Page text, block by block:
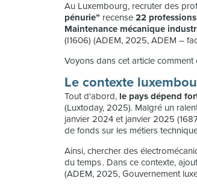
Au Luxembourg, recruter des
pénurie” recense22
Maintenance mécanique
(I1606) (ADEM, 2025, ADEM –
Voyons dans cet article comment
Le contexte
Tout d'abord, le pays dépend
(Luxtoday, 2025). Malgré un
janvier 2024 et janvier 2025
de fonds sur les métiers
Ainsi, chercher des
du temps . Dans ce contexte,
(ADEM, 2025, Gouvernement